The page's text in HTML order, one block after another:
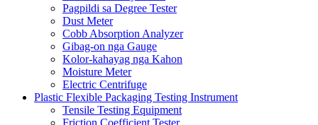
Pagpildi sa Degree Tester
Dust Meter
Cobb Absorption Analyzer
Gibag-on nga Gauge
Kolor-kahayag nga Kahon
Moisture Meter
Electric Centrifuge
Plastic Flexible Packaging Testing Instrument
Tensile Testing Equipment
Friction Coefficient Tester